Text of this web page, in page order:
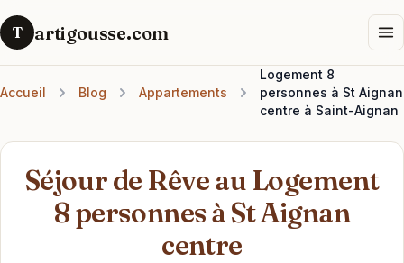
T artigousse.com
Accueil Blog Appartements
Logement 8
personnes à St Aignan
centre à Saint-Aignan
Séjour de Rêve au Logement
8 personnes à St Aignan
centre